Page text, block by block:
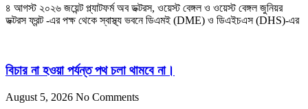
৪ আগস্ট ২০২৬ জয়েন্ট প্ল্যাটফর্ম অব ডক্টরস, ওয়েস্ট বেঙ্গল ও ওয়েস্ট বেঙ্গল জুনিয়র
ডক্টরস ফ্রন্ট -এর পক্ষ থেকে স্বাস্থ্য ভবনে ডিএমই (DME) ও ডিএইচএস (DHS)-এর
বিচার না হওয়া পর্যন্ত পথ চলা থামবে না।
August 5, 2026 No Comments